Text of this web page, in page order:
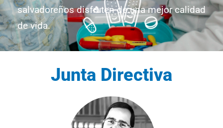
salvadoreños disfruten de una mejor calidad
de vida.
Junta Directiva